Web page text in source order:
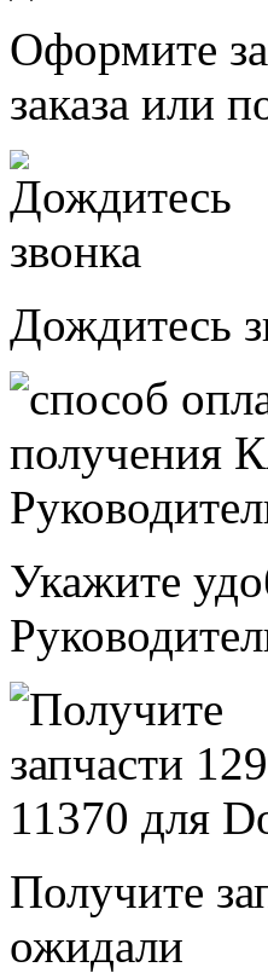
Оформите
заказа или
Дождитесь
Укажите
Получите
ожидали